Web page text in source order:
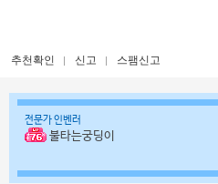
추천확인 신고 스팸신고
전문가 인벤러
불타는궁딩이